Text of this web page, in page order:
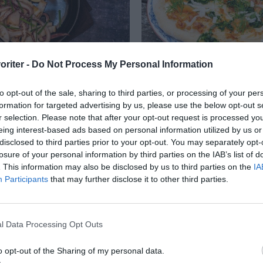
- Do Not Process My Personal Information
opt-out of the sale, sharing to third parties, or processing of your
for targeted advertising by us, please use the below opt-out
selection. Please note that after your opt-out request is processed
interest-based ads based on personal information utilized by us
to third parties prior to your opt-out. You may separately
of your personal information by third parties on the IAB’s list of
This information may also be disclosed by us to third parties on the
Participants that may further disclose it to other third parties.
Data Processing Opt Outs
opt-out of the Sharing of my personal data.
eller halstrad
japansk majonnäs
citrussoja. Bläckfisken
Löjromspizza Bianco.
med crème fraiche och
som grund jag toppade